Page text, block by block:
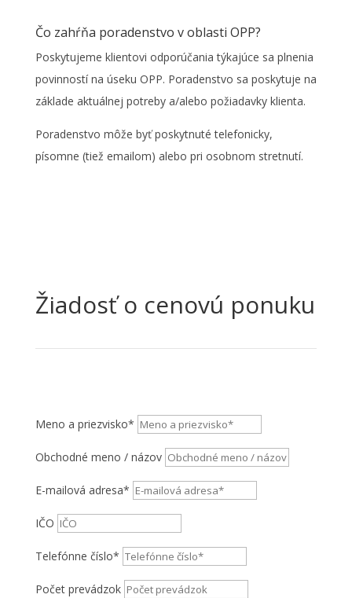
Čo zahŕňa poradenstvo v oblasti OPP?
Poskytujeme klientovi odporúčania týkajúce sa plnenia
povinností na úseku OPP. Poradenstvo sa poskytuje na
základe aktuálnej potreby a/alebo požiadavky klienta.
Poradenstvo môže byť poskytnuté telefonicky,
písomne (tiež emailom) alebo pri osobnom stretnutí.
Žiadosť o cenovú ponuku
Meno a priezvisko*
Obchodné meno / názov
E-mailová adresa*
IČO
Telefónne číslo*
Počet prevádzok